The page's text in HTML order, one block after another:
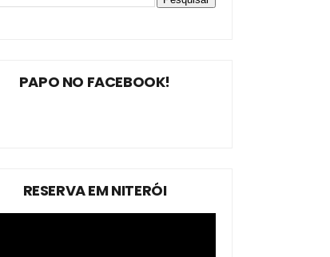
PAPO NO FACEBOOK!
RESERVA EM NITERÓI